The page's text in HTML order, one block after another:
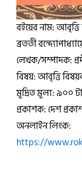
বইয়ের নাম:
ব্রততী
লেখক/সম্পাদক:
বিষয়: আবৃত্তি
মূদ্রিত মূল্য: ৯০০
প্রকাশক: দেশ
অনলাইন লিংক:
https://